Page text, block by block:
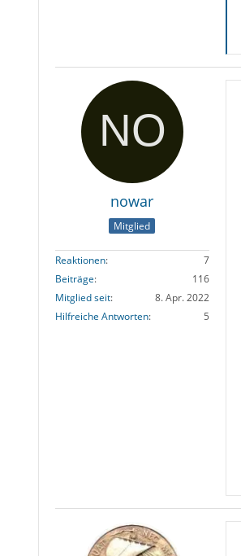
nowar
Mitglied
Reaktionen
7
Beiträge
116
Mitglied seit
8. Apr. 2022
Hilfreiche Antworten
5